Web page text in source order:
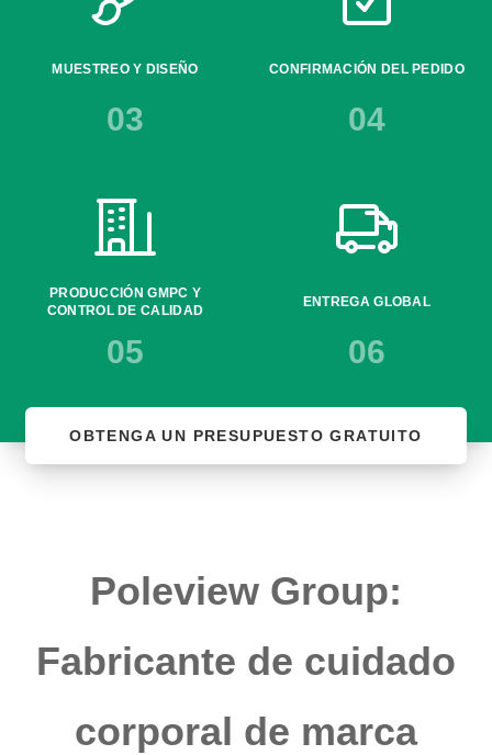
MUESTREO Y DISEÑO
03
CONFIRMACIÓN DEL PEDIDO
04
PRODUCCIÓN GMPC Y
CONTROL DE CALIDAD
05
ENTREGA GLOBAL
06
OBTENGA UN PRESUPUESTO GRATUITO
Poleview Group:
Fabricante de cuidado
corporal de marca